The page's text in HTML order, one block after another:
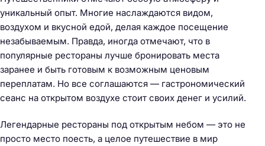
уникальный опыт. Многие наслаждаются видом,
воздухом и вкусной едой, делая каждое посещение
незабываемым. Правда, иногда отмечают, что в
популярные рестораны лучше бронировать места
заранее и быть готовым к возможным ценовым
переплатам. Но все соглашаются — гастрономический
сеанс на открытом воздухе стоит своих денег и усилий.
Легендарные рестораны под открытым небом — это не
просто место поесть, а целое путешествие в мир